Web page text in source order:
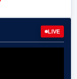
LIVE